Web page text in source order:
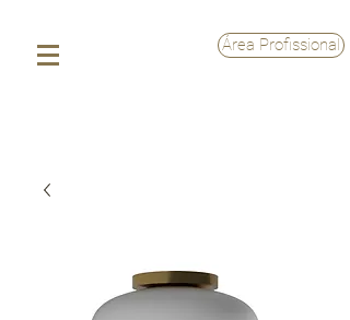
Área Profissional